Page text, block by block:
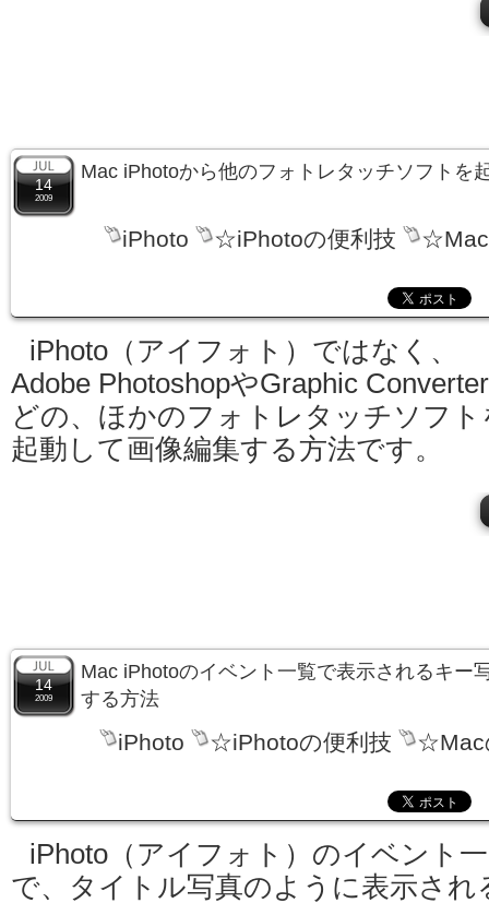
14
2009
Mac iPhotoから他のフォトレタッチソフトを
iPhoto ☆iPhotoの便利技 ☆Mac
iPhoto（アイフォト）ではなく、
Adobe PhotoshopやGraphic
どの、ほかのフォトレタッチソフト
起動して画像編集する方法です。
14
2009
Mac iPhotoのイベント一覧で表示されるキー
する方法
iPhoto ☆iPhotoの便利技 ☆Mac
iPhoto（アイフォト）のイベント
で、タイトル写真のように表示され